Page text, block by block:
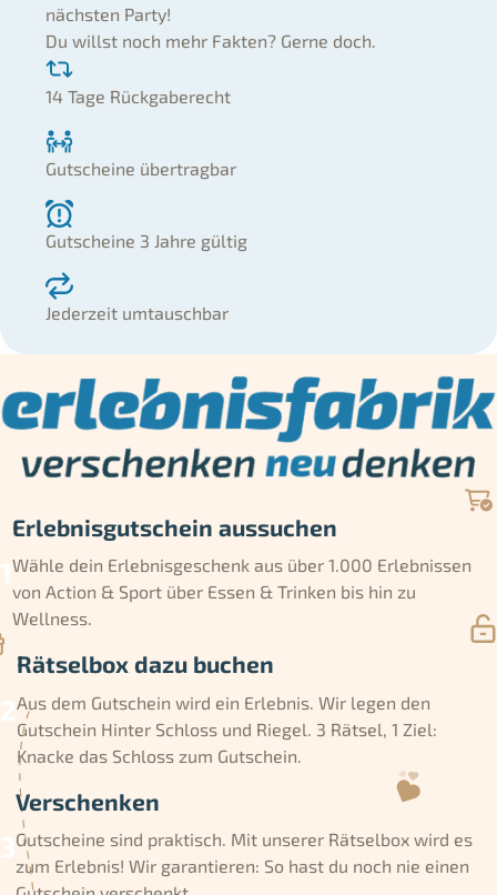
nächsten Party!
Du willst noch mehr Fakten? Gerne doch.
14 Tage Rückgaberecht
Gutscheine übertragbar
Gutscheine 3 Jahre gültig
Jederzeit umtauschbar
Erlebnisgutschein aussuchen
Wähle dein Erlebnisgeschenk aus über 1.000 Erlebnissen
von Action & Sport über Essen & Trinken bis hin zu
Wellness.
Rätselbox dazu buchen
Aus dem Gutschein wird ein Erlebnis. Wir legen den
Gutschein Hinter Schloss und Riegel. 3 Rätsel, 1 Ziel:
Knacke das Schloss zum Gutschein.
Verschenken
Gutscheine sind praktisch. Mit unserer Rätselbox wird es
zum Erlebnis! Wir garantieren: So hast du noch nie einen